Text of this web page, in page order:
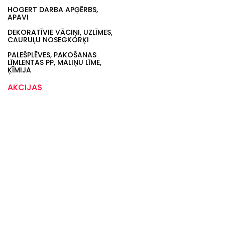
HOGERT DARBA APĢĒRBS,
APAVI
DEKORATĪVIE VĀCIŅI, UZLĪMES,
CAURUĻU NOSEGKORĶI
PALEŠPLĒVES, PAKOŠANAS
LĪMLENTAS PP, MALIŅU LĪME,
ĶĪMIJA
AKCIJAS